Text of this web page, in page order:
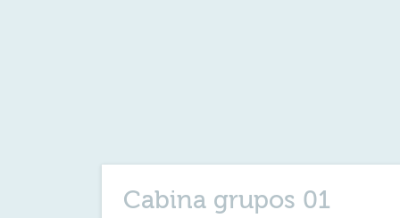
Cabina grupos 01